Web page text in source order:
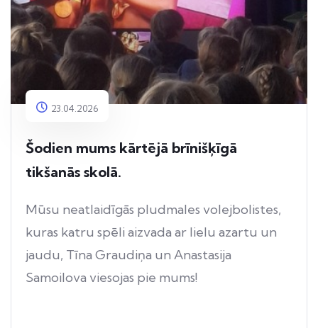
23.04.2026
Šodien mums kārtējā brīnišķīgā
tikšanās skolā.
Mūsu neatlaidīgās pludmales volejbolistes,
kuras katru spēli aizvada ar lielu azartu un
jaudu, Tīna Graudiņa un Anastasija
Samoilova viesojas pie mums!